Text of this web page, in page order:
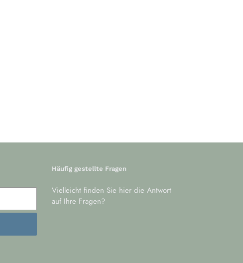
Häufig gestellte Fragen
Vielleicht finden Sie hierdie Antwort
auf Ihre Fragen?